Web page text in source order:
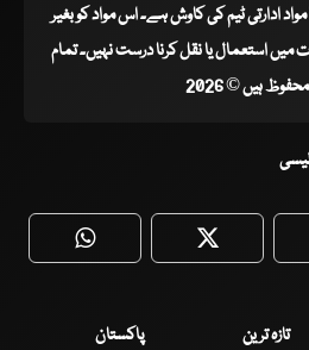
مواد ادارتی ٹیم کی کاوش ہے۔ اس مواد کو بغیر
استعمال یا نقل کرنا درست نہیں۔ تمام
ہیں © 2026
WhatsApp Twitter
تازہ ترین
پاکستان